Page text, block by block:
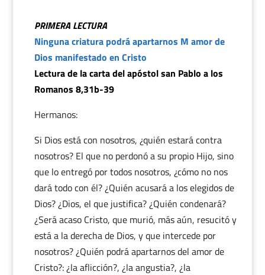
PRIMERA LECTURA
Ninguna criatura podrá apartarnos M amor de
Dios manifestado en Cristo
Lectura de la carta del apóstol san Pablo a los
Romanos 8,31b-39
Hermanos:
Si Dios está con nosotros, ¿quién estará contra
nosotros? El que no perdonó a su propio Hijo, sino
que lo entregó por todos nosotros, ¿cómo no nos
dará todo con él? ¿Quién acusará a los elegidos de
Dios? ¿Dios, el que justifica? ¿Quién condenará?
¿Será acaso Cristo, que murió, más aún, resucitó y
está a la derecha de Dios, y que intercede por
nosotros? ¿Quién podrá apartarnos del amor de
Cristo?: ¿la aflicción?, ¿la angustia?, ¿la